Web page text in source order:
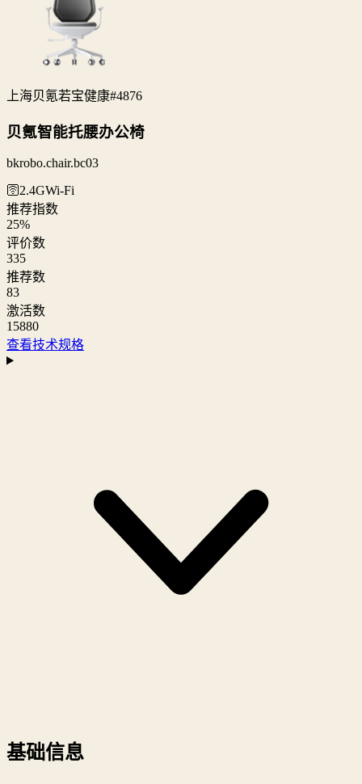
上海贝氪若宝健康#4876
贝氪智能托腰办公椅
bkrobo.chair.bc03
🛜2.4GWi‑Fi
推荐指数
25%
评价数
335
推荐数
83
激活数
15880
查看技术规格
基础信息